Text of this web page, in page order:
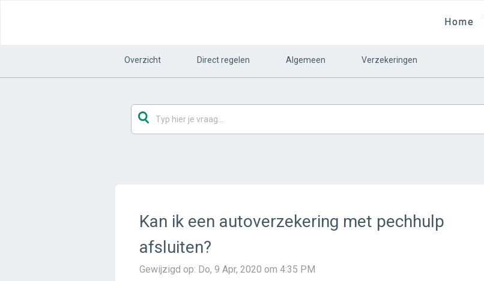
Home
Overzicht Direct regelen Algemeen Verzekeringen
Kan ik een autoverzekering met pechhulp
afsluiten?
Gewijzigd op: Do, 9 Apr, 2020 om 4:35 PM